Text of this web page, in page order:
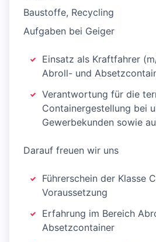
Baustoffe, Recycling
Aufgaben bei Geiger
Einsatz als Kraftfahrer
Abroll- und
Verantwortung für die
Containergestellung bei
Gewerbekunden sowie
Darauf freuen wir uns
Führerschein der Klasse
Voraussetzung
Erfahrung im Bereich
Absetzcontainer